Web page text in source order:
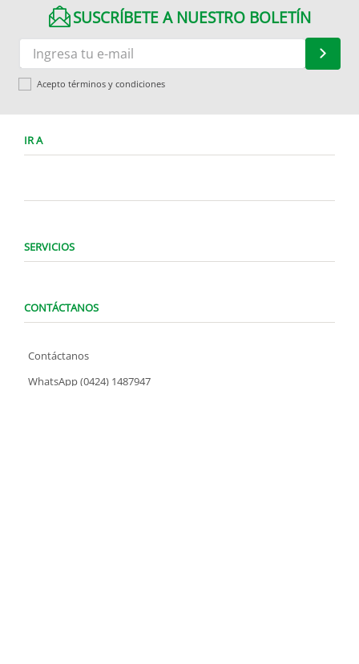
SUSCRÍBETE A NUESTRO BOLETÍN
Acepto términos y condiciones
IR A
SERVICIOS
CONTÁCTANOS
Contáctanos
WhatsApp (0424) 1487947